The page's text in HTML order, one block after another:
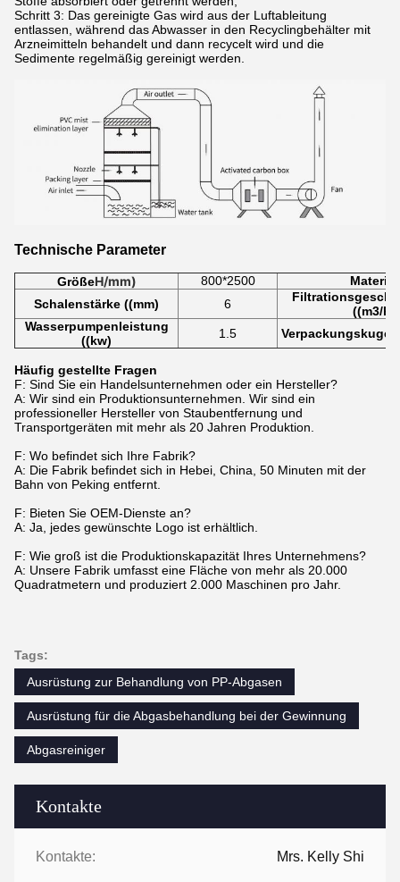
Kontakte
Kontakte: Mrs. Kelly Shi
Schritt 3: Das gereinigte Gas wird aus der Luftableitung
entlassen, während das Abwasser in den Recyclingbehälter mit
Arzneimitteln behandelt und dann recycelt wird und die
Sedimente regelmäßig gereinigt werden.
Technische Parameter
GrößeH/mm) 800*2500
Material
Schalenstärke ((mm)
6
((m3/h)
Wasserpumpenleistung
((kw)
1.5
Häufig gestellte Fragen
F: Sind Sie ein Handelsunternehmen oder ein Hersteller?
A: Wir sind ein Produktionsunternehmen. Wir sind ein
professioneller Hersteller von Staubentfernung und
Transportgeräten mit mehr als 20 Jahren Produktion.
F: Wo befindet sich Ihre Fabrik?
A: Die Fabrik befindet sich in Hebei, China, 50 Minuten mit der
Bahn von Peking entfernt.
F: Bieten Sie OEM-Dienste an?
A: Ja, jedes gewünschte Logo ist erhältlich.
F: Wie groß ist die Produktionskapazität Ihres Unternehmens?
A: Unsere Fabrik umfasst eine Fläche von mehr als 20.000
Quadratmetern und produziert 2.000 Maschinen pro Jahr.
Tags:
Ausrüstung zur Behandlung von PP-Abgasen
Ausrüstung für die Abgasbehandlung bei der Gewinnung
Abgasreiniger